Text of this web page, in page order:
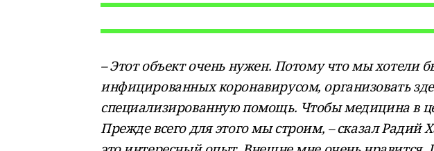
– Этот объект очень нужен. Потому что мы хотели
инфицированных коронавирусом, организовать
специализированную помощь. Чтобы медицина в
Прежде всего для этого мы строим, – сказал Радий